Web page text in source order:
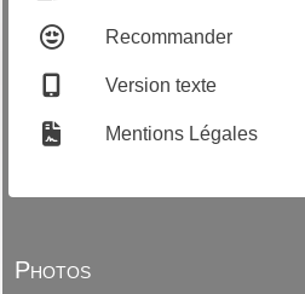
Recommander
Version texte
Mentions Légales
Photos